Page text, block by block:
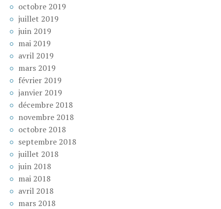
octobre 2019
juillet 2019
juin 2019
mai 2019
avril 2019
mars 2019
février 2019
janvier 2019
décembre 2018
novembre 2018
octobre 2018
septembre 2018
juillet 2018
juin 2018
mai 2018
avril 2018
mars 2018